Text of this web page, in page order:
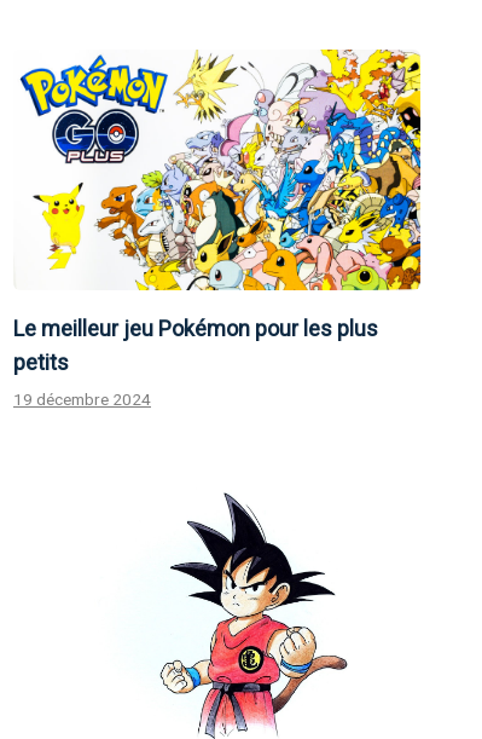
Le meilleur jeu Pokémon pour les plus
petits
19 décembre 2024